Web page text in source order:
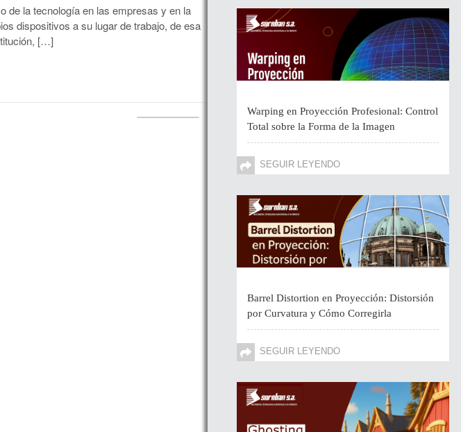
de la tecnología en las empresas y en la
dispositivos a su lugar de trabajo, de esa
[…]
Warping en Proyección Profesional: Control
Total sobre la Forma de la Imagen
SEGUIR LEYENDO
Barrel Distortion en Proyección: Distorsión
por Curvatura y Cómo Corregirla
SEGUIR LEYENDO